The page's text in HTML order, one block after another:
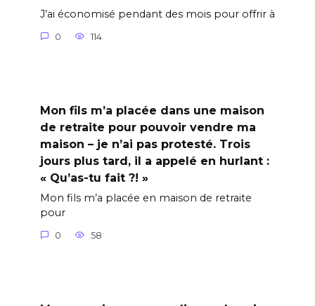
J’ai économisé pendant des mois pour offrir à
0 114
Mon fils m’a placée dans une maison
de retraite pour pouvoir vendre ma
maison – je n’ai pas protesté. Trois
jours plus tard, il a appelé en hurlant :
« Qu’as-tu fait ?! »
Mon fils m’a placée en maison de retraite
pour
0 58